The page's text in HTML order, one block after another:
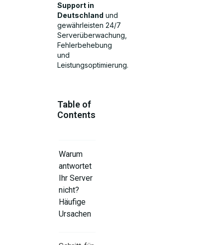
Support in
Deutschland und
gewährleisten 24/7
Serverüberwachung,
Fehlerbehebung
und
Leistungsoptimierung.
Table of
Contents
Warum
antwortet
Ihr Server
nicht?
Häufige
Ursachen